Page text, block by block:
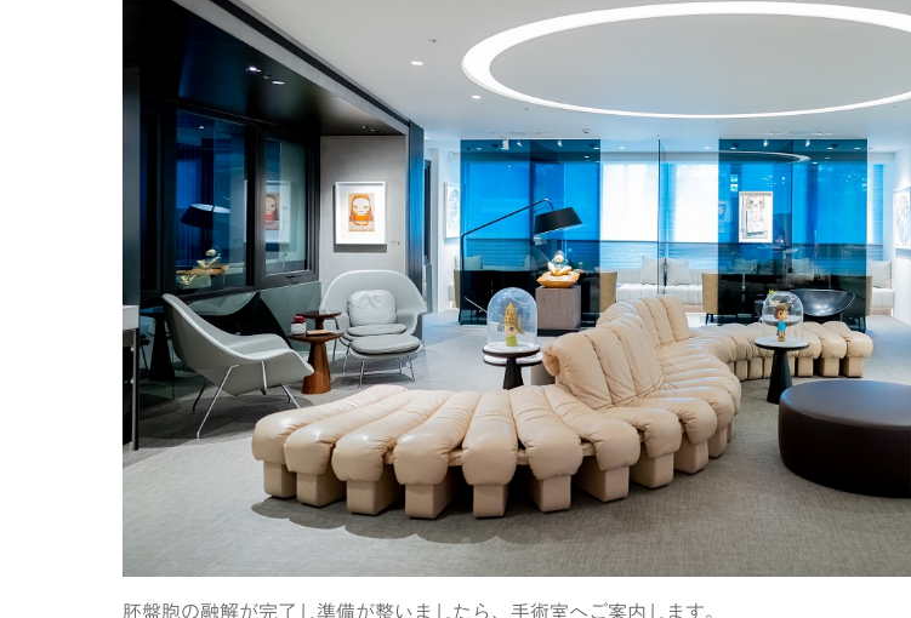
胚盤胞の融解が完了し準備が整いましたら、手術室へご案内します。